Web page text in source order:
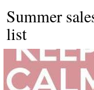
Summer
list